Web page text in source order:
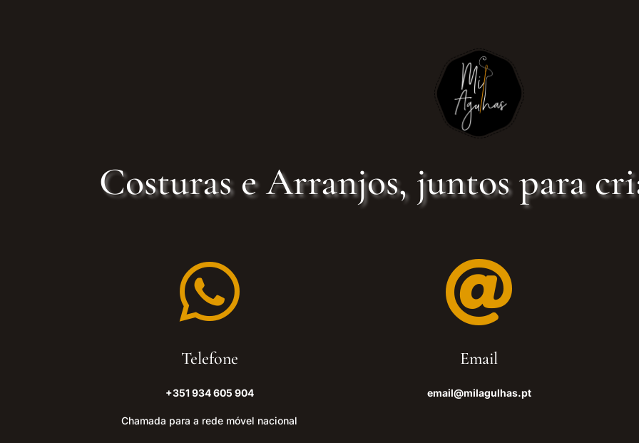
Costuras e Arranjos, juntos para

Telefone
+351 934 605 904
Chamada para a rede móvel nacional

Email
email@milagulhas.pt